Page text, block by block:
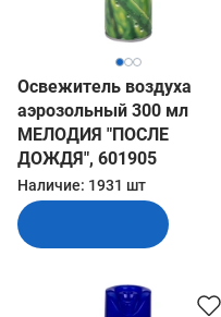
Освежитель воздуха
аэрозольный 300 мл
МЕЛОДИЯ "ПОСЛЕ
ДОЖДЯ", 601905
Наличие: 1931 шт